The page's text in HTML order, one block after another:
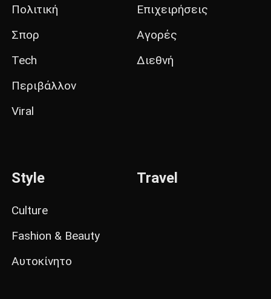
Πολιτική
Σπορ
Tech
Περιβάλλον
Viral
Επιχειρήσεις
Αγορές
Διεθνή
Style
Culture
Fashion & Beauty
Αυτοκίνητο
Travel